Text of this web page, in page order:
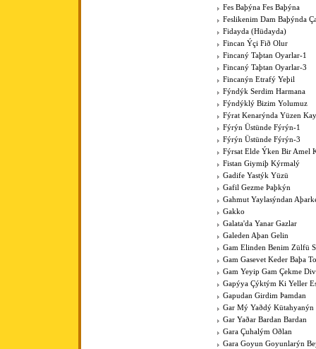
Fes Baþýna Fes Baþýna
Feslikenim Dam Baþýnda
Fidayda (Hüdayda)
Fincan Ýçi Fið Olur
Fincaný Taþtan Oyarlar-1
Fincaný Taþtan Oyarlar-3
Fincanýn Etrafý Yeþil
Fýndýk Serdim Harmana
Fýndýklý Bizim Yolumuz
Fýrat Kenarýnda Yüzen
Fýrýn Üstünde Fýrýn-1
Fýrýn Üstünde Fýrýn-3
Fýrsat Elde Ýken Bir Amel
Fistan Giymiþ Kýrmalý
Gadife Yastýk Yüzü
Gafil Gezme Þaþkýn
Gahmut Yaylasýndan
Gakko
Galata'da Yanar Gazlar
Galeden Aþan Gelin
Gam Elinden Benim Zülfü
Gam Gasevet Keder Baþa
Gam Yeyip Gam Çekme
Gapýya Çýktým Ki Yeller
Gapudan Girdim Þamdan
Gar Mý Yaðdý Kütahyanýn
Gar Yaðar Bardan Bardan
Gara Çuhalým Oðlan
Gara Goyun Goyunlarýn